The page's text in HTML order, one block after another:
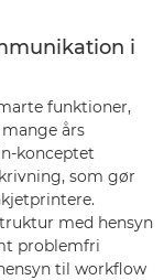
i
funktioner,
års
konceptet
som gør
med hensyn
problemfri
til workflow